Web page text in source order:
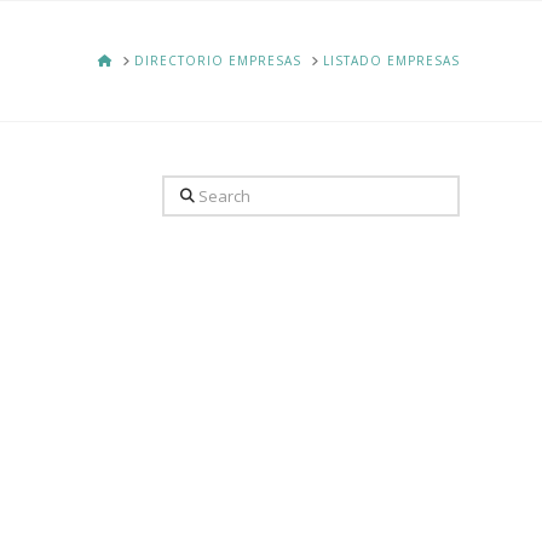
HOMEDIRECTORIO EMPRESAS LISTADO EMPRESAS
Search